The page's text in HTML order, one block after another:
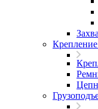
Крепление